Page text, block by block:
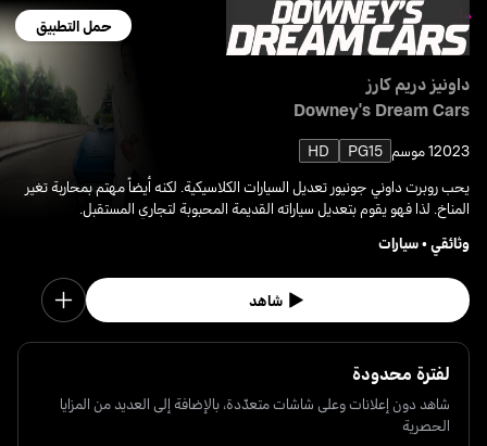
حمل التطبيق
داونيز دريم كارز
Downey's Dream Cars
20231 موسم PG15
HD
يحب روبرت داوني جونيور تعديل السيارات الكلاسيكية. لكنه أيضاً مهتم بمحاربة تغير
المناخ. لذا فهو يقوم بتعديل سياراته القديمة المحبوبة لتجاري المستقبل.
وثائقي•سيارات
شاهد
لفترة محدودة
شاهد دون إعلانات وعلى شاشات متعدّدة، بالإضافة إلى العديد من المزايا
الحصرية